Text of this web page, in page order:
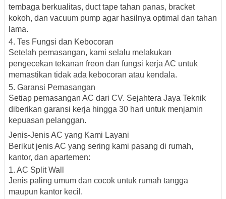
tembaga berkualitas, duct tape tahan panas, bracket
kokoh, dan vacuum pump agar hasilnya optimal dan tahan
lama.
4. Tes Fungsi dan Kebocoran
Setelah pemasangan, kami selalu melakukan
pengecekan tekanan freon dan fungsi kerja AC untuk
memastikan tidak ada kebocoran atau kendala.
5. Garansi Pemasangan
Setiap pemasangan AC dari CV. Sejahtera Jaya Teknik
diberikan garansi kerja hingga 30 hari untuk menjamin
kepuasan pelanggan.
Jenis-Jenis AC yang Kami Layani
Berikut jenis AC yang sering kami pasang di rumah,
kantor, dan apartemen:
1. AC Split Wall
Jenis paling umum dan cocok untuk rumah tangga
maupun kantor kecil.